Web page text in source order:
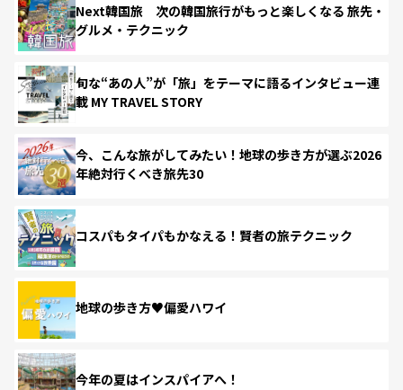
Next韓国旅 次の韓国旅行がもっと楽しくなる 旅先・
グルメ・テクニック
旬な“あの人”が「旅」をテーマに語るインタビュー連
載 MY TRAVEL STORY
今、こんな旅がしてみたい！地球の歩き方が選ぶ2026
年絶対行くべき旅先30
コスパもタイパもかなえる！賢者の旅テクニック
地球の歩き方♥偏愛ハワイ
今年の夏はインスパイアへ！